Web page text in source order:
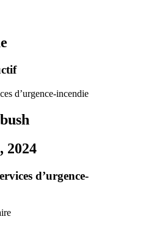
2024
d’urgence-